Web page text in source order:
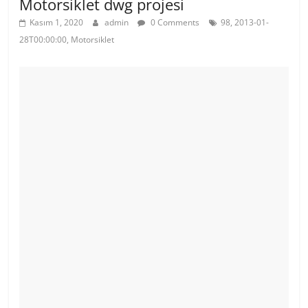
Kasım 1, 2020 admin 0 Comments
98, 2013-01-
28T00:00:00, Motorsiklet